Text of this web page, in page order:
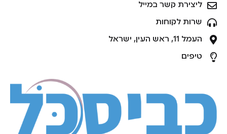
ליצירת קשר במייל
שרות לקוחות
העמל 11, ראש העין, ישראל
טיפים